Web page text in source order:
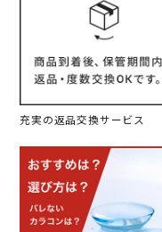
充実の返品交換サービス